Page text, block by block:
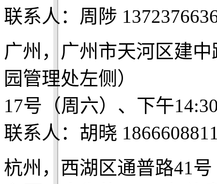
联系人：周陟
广州，广州市天河区建
园管理处左侧）
17号（周六）、下午
联系人：胡晓
杭州，西湖区通普路41号